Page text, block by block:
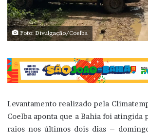
Foto: Divulgação/Coelba
Levantamento realizado pela
Coelba aponta que a Bahia foi atingida
raios nos últimos dois dias –